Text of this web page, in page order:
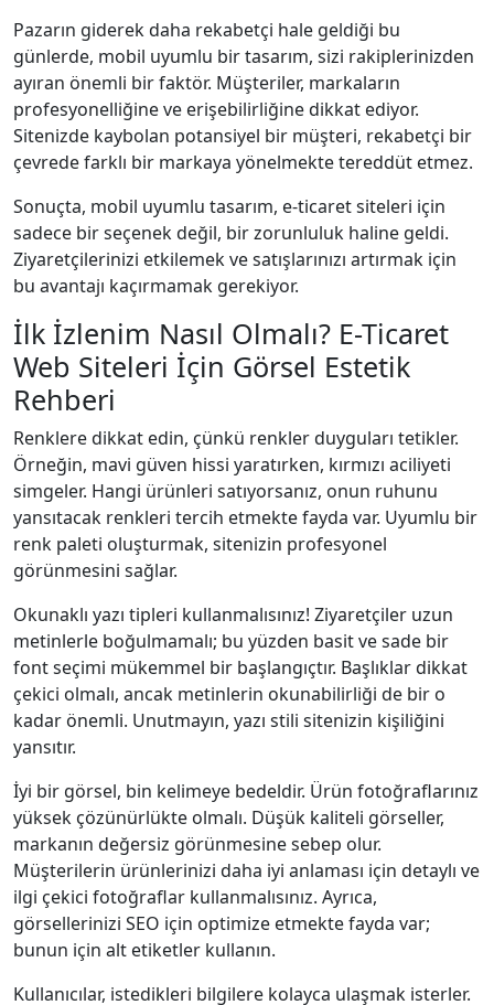
Pazarın giderek daha rekabetçi hale geldiği bu
günlerde, mobil uyumlu bir tasarım, sizi rakiplerinizden
ayıran önemli bir faktör. Müşteriler, markaların
profesyonelliğine ve erişebilirliğine dikkat ediyor.
Sitenizde kaybolan potansiyel bir müşteri, rekabetçi bir
çevrede farklı bir markaya yönelmekte tereddüt etmez.
Sonuçta, mobil uyumlu tasarım, e-ticaret siteleri için
sadece bir seçenek değil, bir zorunluluk haline geldi.
Ziyaretçilerinizi etkilemek ve satışlarınızı artırmak için
bu avantajı kaçırmamak gerekiyor.
İlk İzlenim Nasıl Olmalı? E-Ticaret
Web Siteleri İçin Görsel Estetik
Rehberi
Renklere dikkat edin, çünkü renkler duyguları tetikler.
Örneğin, mavi güven hissi yaratırken, kırmızı aciliyeti
simgeler. Hangi ürünleri satıyorsanız, onun ruhunu
yansıtacak renkleri tercih etmekte fayda var. Uyumlu bir
renk paleti oluşturmak, sitenizin profesyonel
görünmesini sağlar.
Okunaklı yazı tipleri kullanmalısınız! Ziyaretçiler uzun
metinlerle boğulmamalı; bu yüzden basit ve sade bir
font seçimi mükemmel bir başlangıçtır. Başlıklar dikkat
çekici olmalı, ancak metinlerin okunabilirliği de bir o
kadar önemli. Unutmayın, yazı stili sitenizin kişiliğini
yansıtır.
İyi bir görsel, bin kelimeye bedeldir. Ürün fotoğraflarınız
yüksek çözünürlükte olmalı. Düşük kaliteli görseller,
markanın değersiz görünmesine sebep olur.
Müşterilerin ürünlerinizi daha iyi anlaması için detaylı ve
ilgi çekici fotoğraflar kullanmalısınız. Ayrıca,
görsellerinizi SEO için optimize etmekte fayda var;
bunun için alt etiketler kullanın.
Kullanıcılar, istedikleri bilgilere kolayca ulaşmak isterler.